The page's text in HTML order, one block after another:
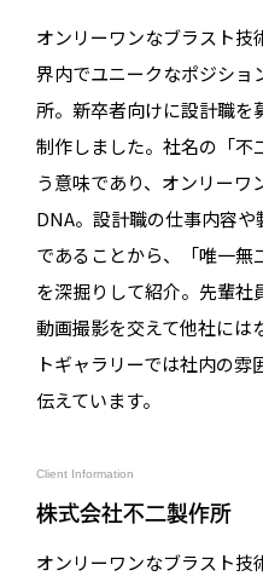
オンリーワンなブラスト技
界内でユニークなポジショ
所。新卒者向けに設計職を
制作しました。社名の「不
う意味であり、オンリーワ
DNA。設計職の仕事内容
であることから、「唯一無
を深掘りして紹介。先輩社
動画撮影を交えて他社には
トギャラリーでは社内の
伝えています。
Client Information
株式会社不二製作所
オンリーワンなブラスト技